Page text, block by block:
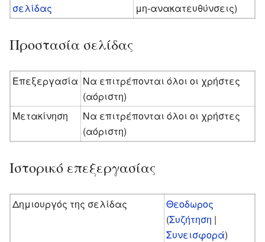
σελίδας
μη-ανακατευθύνσεις)
Προστασία σελίδας
Επεξεργασία Να επιτρέπονται όλοι οι χρήστες
(αόριστη)
Μετακίνηση
Να επιτρέπονται όλοι οι χρήστες
(αόριστη)
Ιστορικό επεξεργασίας
Δημιουργός της σελίδας
Θεοδωρος
(Συζήτηση |
Συνεισφορά)